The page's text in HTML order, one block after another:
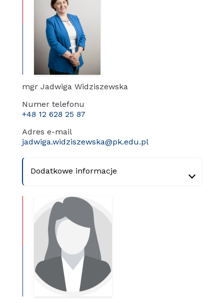
mgr Jadwiga Widziszewska
Numer telefonu
+48 12 628 25 87
Adres e-mail
jadwiga.widziszewska@pk.edu.pl
Dodatkowe informacje